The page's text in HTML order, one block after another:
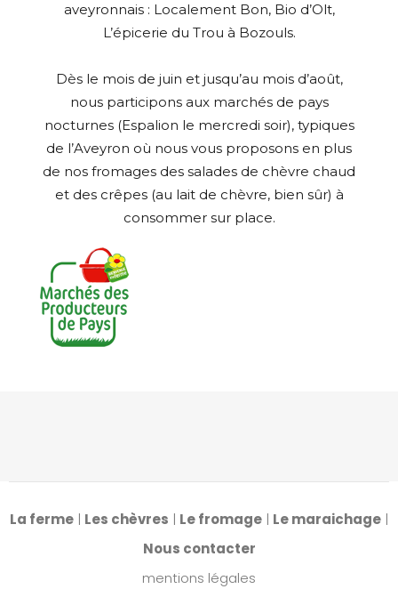
aveyronnais : Localement Bon, Bio d’Olt,
L’épicerie du Trou à Bozouls.
Dès le mois de juin et jusqu’au mois d’août,
nous participons aux marchés de pays
nocturnes (Espalion le mercredi soir), typiques
de l’Aveyron où nous vous proposons en plus
de nos fromages des salades de chèvre chaud
et des crêpes (au lait de chèvre, bien sûr) à
consommer sur place.
La ferme | Les chèvres | Le fromage | Le maraichage |
Nous contacter
mentions légales